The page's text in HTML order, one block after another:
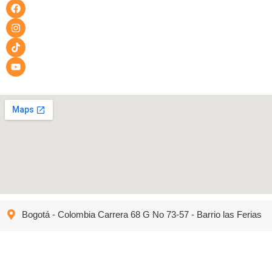
Bogotá - Colombia Carrera 68 G No 73-57 - Barrio las Ferias